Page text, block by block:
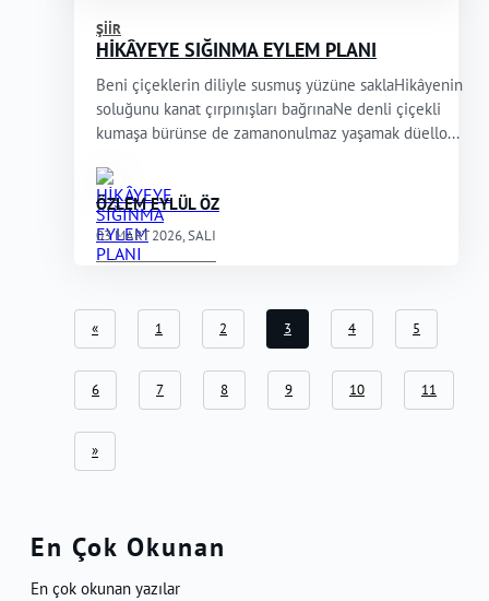
ŞIIR
HİKÂYEYE SIĞINMA EYLEM PLANI
Beni çiçeklerin diliyle susmuş yüzüne saklaHikâyenin
soluğunu kanat çırpınışları bağrınaNe denli çiçekli
kumaşa bürünse de zamanonulmaz yaşamak düello...
ÖZLEM EYLÜL ÖZ
03 MART 2026, SALI
« 1 2 3 4 5
6 7 8 9 10 11
»
En Çok Okunan
En çok okunan yazılar